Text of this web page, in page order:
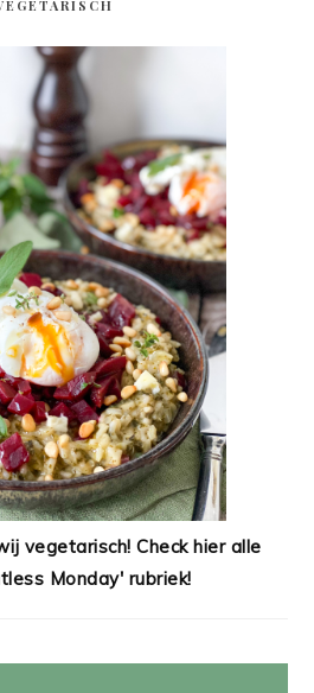
vegetarisch! Check hier alle
Monday' rubriek!